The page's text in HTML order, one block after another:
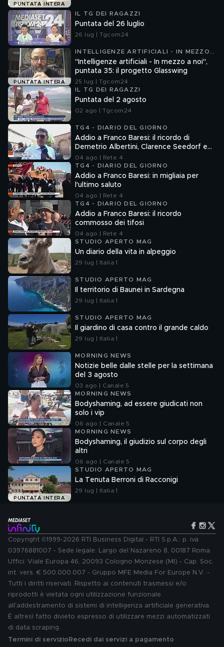
PUNTATA INTERA
IL TG DEI RAGAZZI
Puntata del 26 luglio
26 lug | Tgcom24
PUNTATA INTERA
INTELLIGENZE ARTIFICIALI - IN MEZZO
A NOI
"Intelligenze artificiali - In mezzo a noi",
puntata 35: il progetto Glasswing
25 lug | Tgcom24
IL TG DEI RAGAZZI
Puntata del 2 agosto
02 ago | Tgcom24
TG4 - DIARIO DEL GIORNO
Addio a Franco Baresi: il ricordo di
Demetrio Albertini, Clarence Seedorf e
Giovanni Galli
04 ago | Rete 4
TG4 - DIARIO DEL GIORNO
Addio a Franco Baresi: in migliaia per
l'ultimo saluto
04 ago | Rete 4
TG4 - DIARIO DEL GIORNO
Addio a Franco Baresi: il ricordo
commosso dei tifosi
04 ago | Rete 4
STUDIO APERTO MAG
Un diario della vita in alpeggio
29 lug | Italia 1
STUDIO APERTO MAG
Il territorio di Baunei in Sardegna
29 lug | Italia 1
STUDIO APERTO MAG
Il giardino di casa contro il grande caldo
29 lug | Italia 1
MORNING NEWS
Notizie belle dalle stelle per la settimana
del 3 agosto
03 ago | Canale 5
MORNING NEWS
Bodyshaming, ad essere giudicati non
solo i vip
06 ago | Canale 5
MORNING NEWS
Bodyshaming, il giudizio sul corpo degli
altri
06 ago | Canale 5
PUNTATA INTERA
STUDIO APERTO MAG
La Tenuta Berroni di Racconigi
29 lug | Italia 1
Copyright ©1999-2026 RTI Business Digital - RTI S.p.A.: p. iva
03976881007 - Sede legale: Largo del Nazareno 8, 00187 Roma.
Uffici: Viale Europa 46, 20093 Cologno Monzese (MI) - Cap. Soc.
int. vers. € 500.000.007 - Gruppo MFE Media For Europe N.V. -
Tutti i diritti riservati. Rispetto ai contenuti trasmessi e/o
riprodotti è vietata ogni utilizzazione funzionale
all'addestramento di sistemi di intelligenza artificiale generativa.
È altresì fatto divieto espresso di utilizzare mezzi automatizzati
di data scraping.
Termini di servizio Recedi dai servizi a pagamento